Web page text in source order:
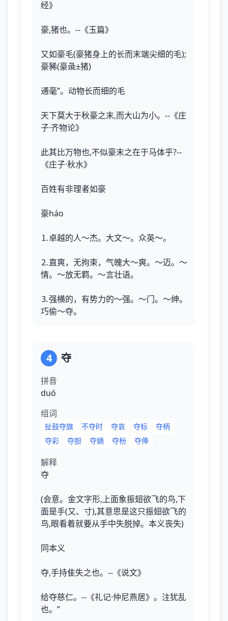
经》
豪,猪也。--《玉篇》
又如豪毛(豪猪身上的长而末端尖细的毛);
豪豨(豪彘±猪)
通毫”。动物长而细的毛
天下莫大于秋豪之末,而大山为小。--《庄
子·齐物论》
此其比万物也,不似豪末之在于马体乎?--
《庄子·秋水》
百姓有非理者如豪
豪háo
⒈卓越的人～杰。大文～。众英～。
⒉直爽，无拘束，气魄大～爽。～迈。～
情。～放无羁。～言壮语。
⒊强横的，有势力的～强。～门。～绅。
巧偷～夺。
4 夺
拼音
duó
组词
扯鼓夺旗 不夺时 夺哀 夺标
夺柄
夺彩
夺胆 夺嫡 夺秎 夺俸
解释
夺
(会意。金文字形,上面象振翅欲飞的鸟,下
面是手(又、寸),其意思是这只振翅欲飞的
鸟,眼看着就要从手中失脱掉。本义丧失)
同本义
夺,手持隹失之也。--《说文》
给夺慈仁。--《礼记·仲尼燕居》。注犹乱
也。”